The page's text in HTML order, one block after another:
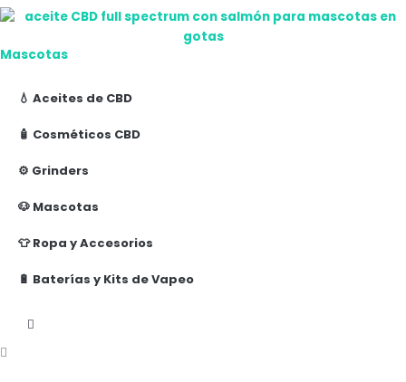
Mascotas
💧 Aceites de CBD
🧴 Cosméticos CBD
⚙️ Grinders
🐶 Mascotas
👕 Ropa y Accesorios
🔋 Baterías y Kits de Vapeo